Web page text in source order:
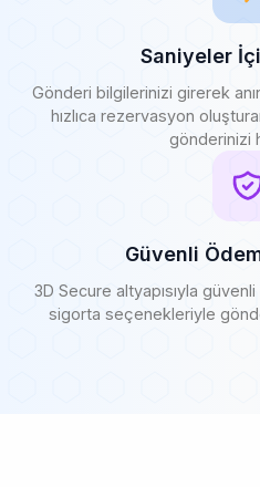
Saniyeler
Gönderi bilgilerinizi girerek
hızlıca rezervasyon
gönderinizi
Güvenli
3D Secure altyapısıyla
sigorta seçenekleriyle